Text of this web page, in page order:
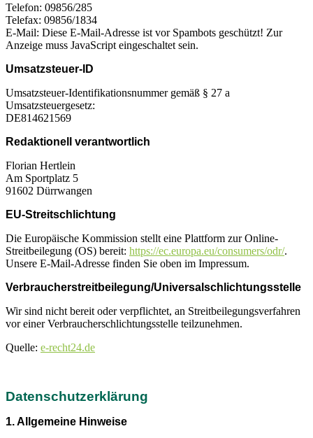
Telefon: 09856/285
Telefax: 09856/1834
E-Mail: Diese E-Mail-Adresse ist vor Spambots geschützt! Zur
Anzeige muss JavaScript eingeschaltet sein.
Umsatzsteuer-ID
Umsatzsteuer-Identifikationsnummer gemäß § 27 a
Umsatzsteuergesetz:
DE814621569
Redaktionell verantwortlich
Florian Hertlein
Am Sportplatz 5
91602 Dürrwangen
EU-Streitschlichtung
Die Europäische Kommission stellt eine Plattform zur Online-
Streitbeilegung (OS) bereit: https://ec.europa.eu/consumers/odr/.
Unsere E-Mail-Adresse finden Sie oben im Impressum.
Verbraucher­streit­beilegung/Universal­schlichtungs­stelle
Wir sind nicht bereit oder verpflichtet, an Streitbeilegungsverfahren
vor einer Verbraucherschlichtungsstelle teilzunehmen.
Quelle: e-recht24.de
Datenschutzerklärung
1. Allgemeine Hinweise